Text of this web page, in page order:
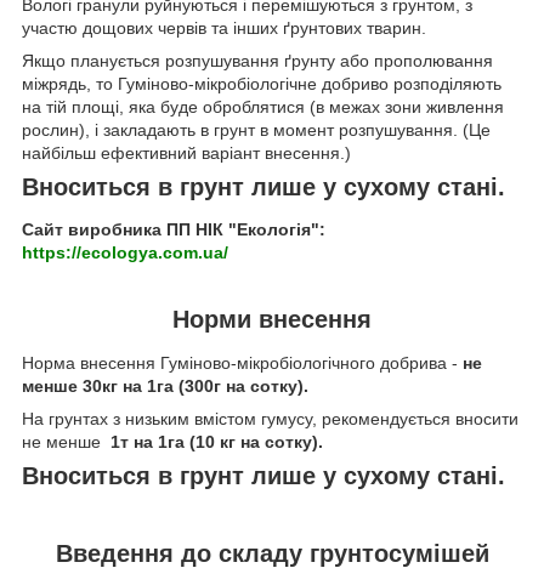
Вологі гранули руйнуються і перемішуються з грунтом, з
участю дощових червів та інших ґрунтових тварин.
Якщо планується розпушування ґрунту або прополювання
міжрядь, то Гуміново-мікробіологічне добриво розподіляють
на тій площі, яка буде оброблятися (в межах зони живлення
рослин), і закладають в грунт в момент розпушування. (Це
найбільш ефективний варіант внесення.)
Вноситься в грунт лише у сухому стані.
Сайт виробника ПП НІК "Екологія":
https://ecologya.com.ua/
Норми внесення
Норма внесення Гуміново-мікробіологічного добрива - не
менше 30кг на 1га (300г на сотку).
На грунтах з низьким вмістом гумусу, рекомендується вносити
не менше 1т на 1га (10 кг на сотку).
Вноситься в грунт лише у сухому стані.
Введення до складу грунтосумішей